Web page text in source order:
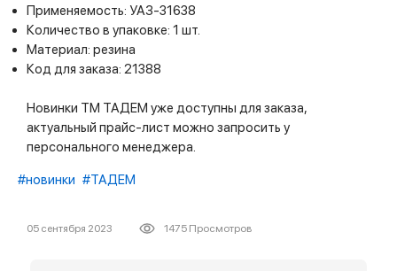
Применяемость: УАЗ-31638
Количество в упаковке: 1 шт.
Материал: резина
Код для заказа: 21388
Новинки ТМ ТАДЕМ уже доступны для заказа,
актуальный прайс-лист можно запросить у
персонального менеджера.
#новинки #ТАДЕМ
05 сентября 2023 1475 Просмотров